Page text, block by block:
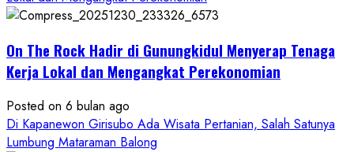
On The Rock Hadir di Gunungkidul Menyerap Tenaga
Kerja Lokal dan Mengangkat Perekonomian
Posted on 6 bulan ago
Di Kapanewon Girisubo Ada Wisata Pertanian, Salah Satunya
Lumbung Mataraman Balong